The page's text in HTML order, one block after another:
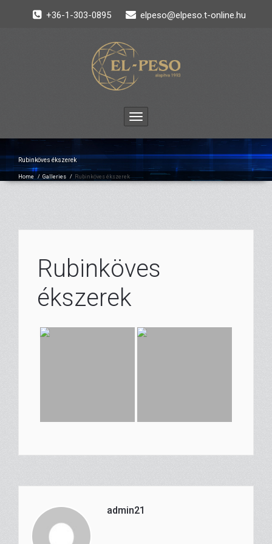
+36-1-303-0895 elpeso@elpeso.t-online.hu
Toggle
navigation
Rubinköves ékszerek
Home / Galleries / Rubinköves ékszerek
Rubinköves
ékszerek
admin21